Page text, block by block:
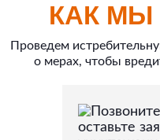
КАК МЫ
Проведем
о мерах, чтобы